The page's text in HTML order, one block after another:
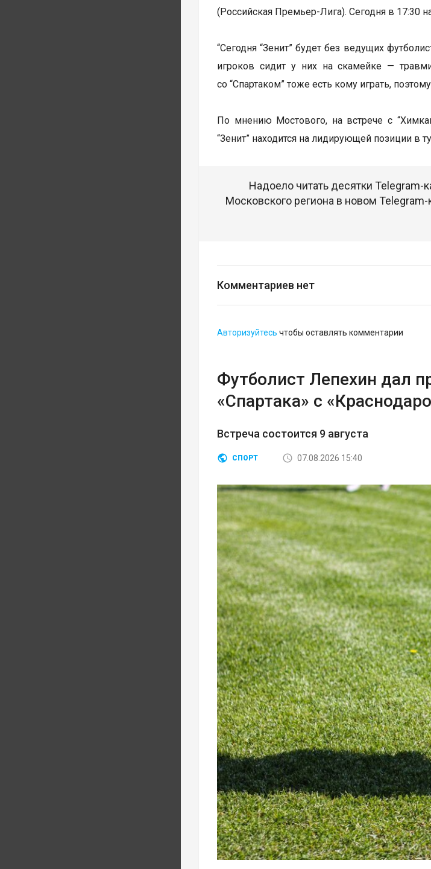
(Российская Премьер-Лига). Сегодня в 17:30 на
“Сегодня “Зенит” будет без ведущих
игроков сидит у них на скамейке —
со “Спартаком” тоже есть кому играть,
По мнению Мостового, на встрече с
“Зенит” находится на лидирующей позиции в
Надоело читать десятки
Московского региона в новом
Комментариев нет
Авторизуйтесь чтобы оставлять комментарии
Футболист Лепехин дал
«Спартака» с
Встреча состоится 9 августа
СПОРТ 07.08.2026 15:40